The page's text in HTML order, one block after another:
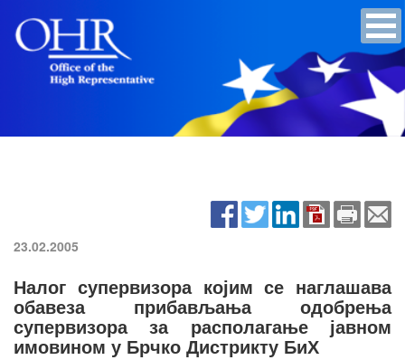
23.02.2005
Налог супервизора којим се наглашава
обавеза прибављања одобрења
супервизора за располагање јавном
имовином у Брчко Дистрикту БиХ